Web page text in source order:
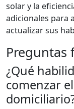
solar y la
adicionales para
actualizar sus
Preguntas
¿Qué
comenzar